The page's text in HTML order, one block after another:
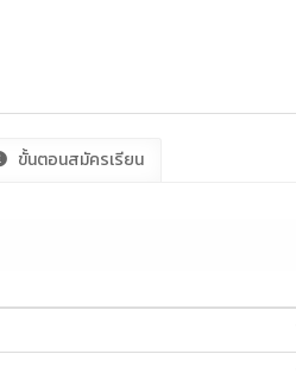
ขั้นตอนสมัครเรียน